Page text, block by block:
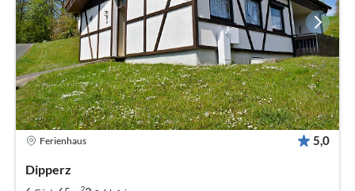
Ferienhaus 5,0
Dipperz
2